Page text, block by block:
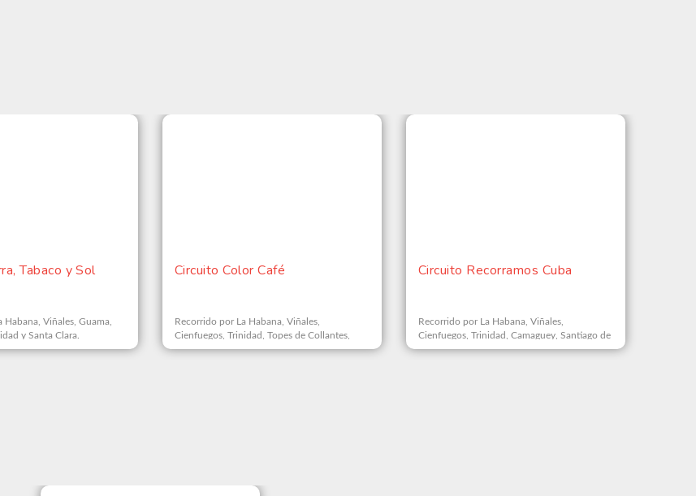
Tabaco y Sol
Habana, Viñales, Guama,
y Santa Clara.
Circuito Color Café
Recorrido por La Habana, Viñales,
Cienfuegos, Trinidad, Topes de Collantes,
Santa Clara y Remedios.
Circuito Recorramos Cuba
Recorrido por La Habana, Viñales,
Cienfuegos, Trinidad, Camaguey, Santiago de
Cuba y Baracoa.